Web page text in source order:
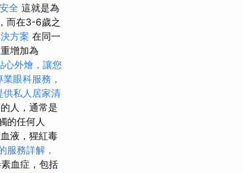
全 這就是為
而在3-6歲之
方案 在同一
增加為
心外燴，讓您
業眼科服務，
供私人居家清
人，通常是
的任何人
液，猩紅毒
服務詳解，
血症，包括